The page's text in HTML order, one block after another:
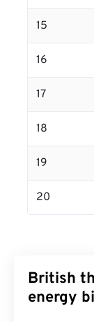
15
16
17
18
19
20
British
energy